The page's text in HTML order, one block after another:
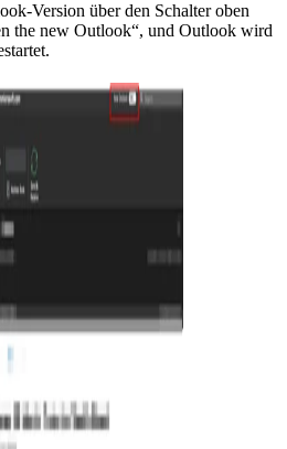
Version über den Schalter oben
the new Outlook“, und Outlook wird